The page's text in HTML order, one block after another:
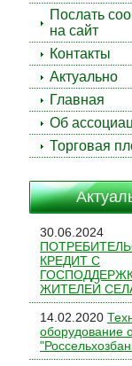
Послать
на сайт
Контакты
Актуально
Главная
Об
Торговая
30.06.2024
КРЕДИТ С
ЖИТЕЛЕЙ
14.02.2020
оборудование